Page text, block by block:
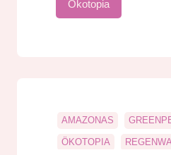
Ökotopia
AMAZONAS
ÖKOTOPIA